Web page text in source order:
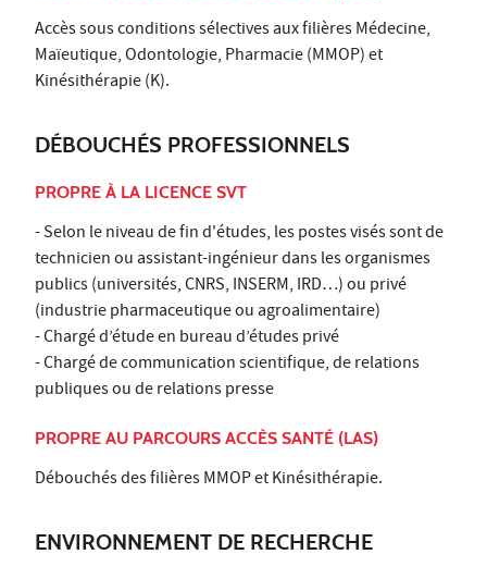
Accès sous conditions sélectives aux filières Médecine,
Maïeutique, Odontologie, Pharmacie (MMOP) et
Kinésithérapie (K).
DÉBOUCHÉS PROFESSIONNELS
PROPRE À LA LICENCE SVT
- Selon le niveau de fin d'études, les postes visés sont de
technicien ou assistant-ingénieur dans les organismes
publics (universités, CNRS, INSERM, IRD…) ou privé
(industrie pharmaceutique ou agroalimentaire)
- Chargé d’étude en bureau d’études privé
- Chargé de communication scientifique, de relations
publiques ou de relations presse
PROPRE AU PARCOURS ACCÈS SANTÉ (LAS)
Débouchés des filières MMOP et Kinésithérapie.
ENVIRONNEMENT DE RECHERCHE